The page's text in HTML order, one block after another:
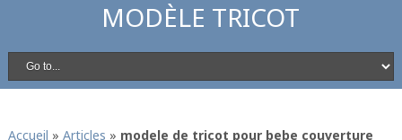
MODÈLE TRICOT
Accueil » Articles » modele de tricot pour bebe couverture